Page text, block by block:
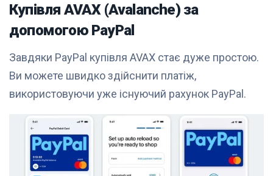
Купівля AVAX (Avalanche) за
допомогою PayPal
Завдяки PayPal купівля AVAX стає дуже простою.
Ви можете швидко здійснити платіж,
використовуючи уже існуючий рахунок PayPal.